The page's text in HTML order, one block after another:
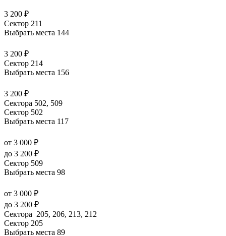
3 200 ₽
Сектор 211
Выбрать места 144
3 200 ₽
Сектор 214
Выбрать места 156
3 200 ₽
Сектора 502, 509
Сектор 502
Выбрать места 117
от 3 000 ₽
до 3 200 ₽
Сектор 509
Выбрать места 98
от 3 000 ₽
до 3 200 ₽
Сектора 205, 206, 213, 212
Сектор 205
Выбрать места 89